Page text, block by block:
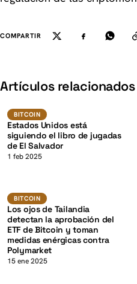
COMPARTIR
Artículos relacionados
K
BITCOIN
Estados Unidos está
siguiendo el libro de jugadas
de El Salvador
1 feb 2025
BITCOIN K
BITCOIN
Los ojos de Tailandia
detectan la aprobación del
ETF de Bitcoin y toman
medidas enérgicas contra
Polymarket
15 ene 2025